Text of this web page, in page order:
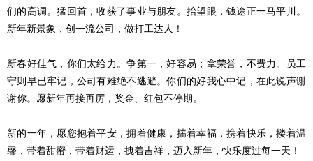
们的高调。猛回首，收获了事业与朋友。抬望眼，钱途正一马平川。
新年新景象，创一流公司，做打工达人！
新春好佳气，你们太给力。争第一，好容易；拿荣誉，不费力。员工
守则早已牢记，公司有难绝不逃避。你们的好我心中记，在此说声谢
谢你。愿新年再接再厉，奖金、红包不停期。
新的一年，愿您抱着平安，拥着健康，揣着幸福，携着快乐，搂着温
馨，带着甜蜜，带着财运，拽着吉祥，迈入新年，快乐度过每一天！